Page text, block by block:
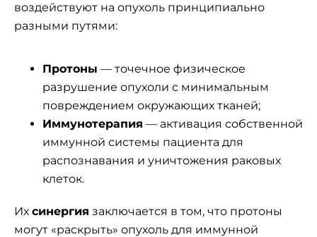
воздействуют на опухоль принципиально
разными путями:
Протоны — точечное физическое
разрушение опухоли с минимальным
повреждением окружающих тканей;
Иммунотерапия — активация собственной
иммунной системы пациента для
распознавания и уничтожения раковых
клеток.
Их синергия заключается в том, что протоны
могут «раскрыть» опухоль для иммунной